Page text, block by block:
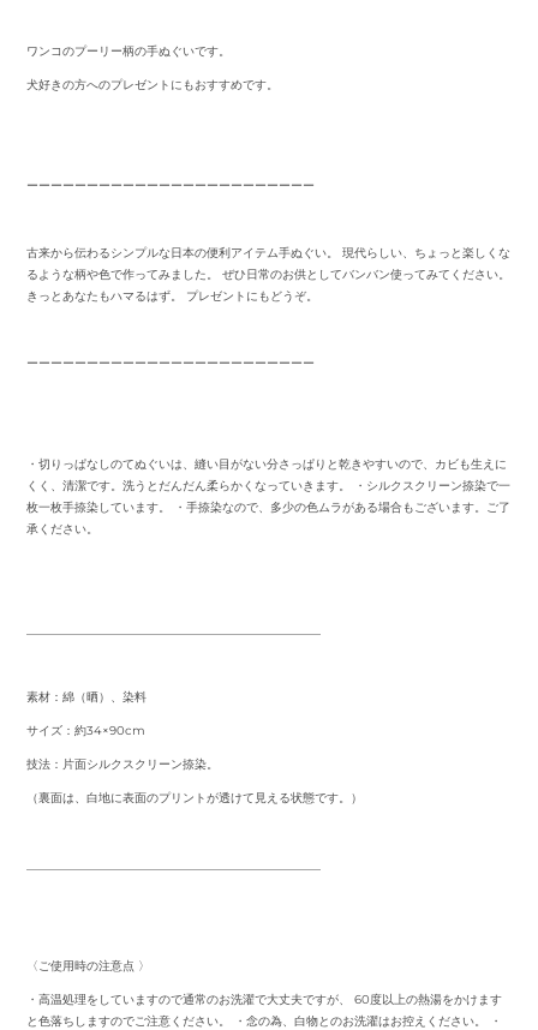
ワンコのプーリー柄の手ぬぐいです。
犬好きの方へのプレゼントにもおすすめです。
ーーーーーーーーーーーーーーーーーーーーーーーー
古来から伝わるシンプルな日本の便利アイテム手ぬぐい。 現代らしい、ちょっと楽しくな
るような柄や色で作ってみました。 ぜひ日常のお供としてバンバン使ってみてください。
きっとあなたもハマるはず。 プレゼントにもどうぞ。
ーーーーーーーーーーーーーーーーーーーーーーーー
・切りっぱなしのてぬぐいは、縫い目がない分さっぱりと乾きやすいので、カビも生えに
くく、清潔です。洗うとだんだん柔らかくなっていきます。 ・シルクスクリーン捺染で一
枚一枚手捺染しています。 ・手捺染なので、多少の色ムラがある場合もございます。ご了
承ください。
素材：綿（晒）、染料
サイズ：約34×90cm
技法：片面シルクスクリーン捺染。
（裏面は、白地に表面のプリントが透けて見える状態です。）
〈ご使用時の注意点 〉
・高温処理をしていますので通常のお洗濯で大丈夫ですが、 60度以上の熱湯をかけます
と色落ちしますのでご注意ください。 ・念の為、白物とのお洗濯はお控えください。 ・